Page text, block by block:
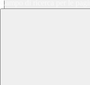
Campo di ricerca per le